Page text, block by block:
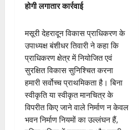
होगी लगातार कार्रवाई
मसूरी देहरादून विकास प्राधिकरण के
उपाध्यक्ष बंशीधर तिवारी ने कहा कि
प्राधिकरण क्षेत्र में नियोजित एवं
सुरक्षित विकास सुनिश्चित करना
हमारी सर्वोच्च प्राथमिकता है। बिना
स्वीकृति या स्वीकृत मानचित्र के
विपरीत किए जाने वाले निर्माण न केवल
भवन निर्माण नियमों का उल्लंघन हैं,